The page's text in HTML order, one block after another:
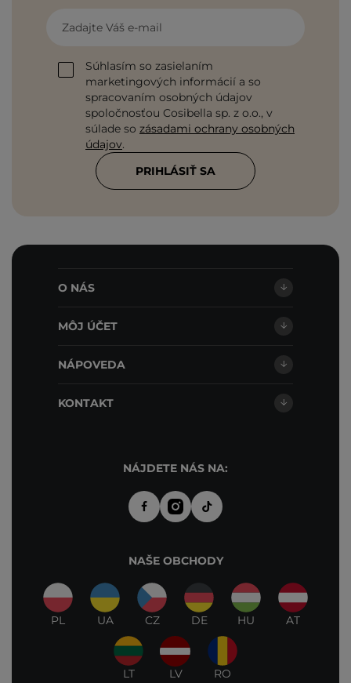
Zadajte Váš e-mail
Súhlasím so zasielaním
marketingových informácií a so
spracovaním osobných údajov
spoločnosťou Cosibella sp. z o.o., v
súlade so zásadami ochrany osobných
údajov.
PRIHLÁSIŤ SA
O NÁS
MÔJ ÚČET
NÁPOVEDA
KONTAKT
NÁJDETE NÁS NA:
NAŠE OBCHODY
PL UA CZ DE HU AT
LT LV RO